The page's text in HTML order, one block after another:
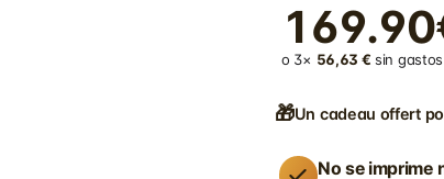
o 3× 56,63 € sin gastos
🎁Un cadeau offert
No se imprime